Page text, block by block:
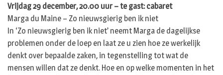
Vrijdag 29 december, 20.00 uur – te gast: cabaret
Marga du Maine – Zo nieuwsgierig ben ik niet
In ‘Zo nieuwsgierig ben ik niet’ neemt Marga de dagelijkse
problemen onder de loep en laat ze u zien hoe ze werkelijk
denkt over bepaalde zaken, in tegenstelling tot wat de
mensen willen dat ze denkt. Hoe en op welke momenten in het